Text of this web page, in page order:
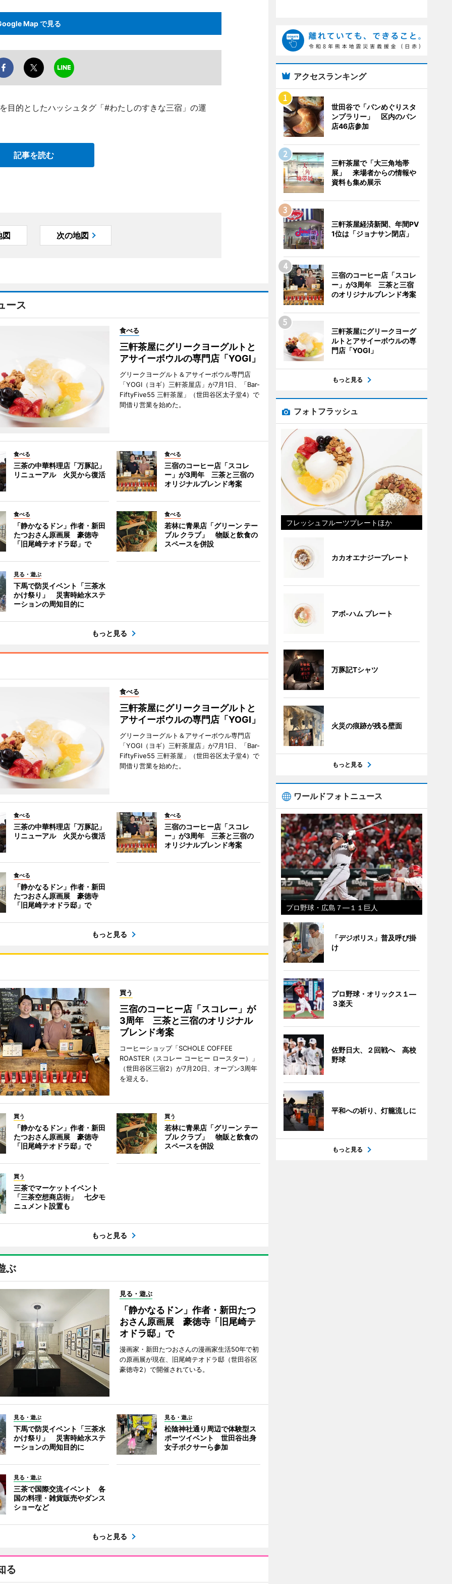
Map で見る
目的としたハッシュタグ「#わたしのすきな三宿」の運
記事を読む
図 次の地図
ース
食べる
三軒茶屋にグリークヨーグルトと
アサイーボウルの専門店「YOGI」
グリークヨーグルト＆アサイーボウル専門店
「YOGI（ヨギ）三軒茶屋店」が7月1日、「Bar-
FiftyFive55 三軒茶屋」（世田谷区太子堂4）で
間借り営業を始めた。
食べる
三茶の中華料理店「万豚記」
リニューアル 火災から復活
食べる
三宿のコーヒー店「スコレ
ー」が3周年 三茶と三宿の
オリジナルブレンド考案
食べる
「静かなるドン」作者・新田
たつおさん原画展 豪徳寺
「旧尾崎テオドラ邸」で
食べる
若林に青果店「グリーン テー
ブル クラブ」 物販と飲食の
スペースを併設
見る・遊ぶ
下馬で防災イベント「三茶水
かけ祭り」 災害時給水ステ
ーションの周知目的に
もっと見る
食べる
三軒茶屋にグリークヨーグルトと
アサイーボウルの専門店「YOGI」
グリークヨーグルト＆アサイーボウル専門店
「YOGI（ヨギ）三軒茶屋店」が7月1日、「Bar-
FiftyFive55 三軒茶屋」（世田谷区太子堂4）で
間借り営業を始めた。
食べる
三茶の中華料理店「万豚記」
リニューアル 火災から復活
食べる
三宿のコーヒー店「スコレ
ー」が3周年 三茶と三宿の
オリジナルブレンド考案
食べる
「静かなるドン」作者・新田
たつおさん原画展 豪徳寺
「旧尾崎テオドラ邸」で
もっと見る
買う
三宿のコーヒー店「スコレー」が
3周年 三茶と三宿のオリジナル
ブレンド考案
コーヒーショップ「SCHOLE COFFEE
ROASTER（スコレー コーヒー ロースター）」
（世田谷区三宿2）が7月20日、オープン3周年
を迎える。
買う
「静かなるドン」作者・新田
たつおさん原画展 豪徳寺
「旧尾崎テオドラ邸」で
買う
若林に青果店「グリーン テー
ブル クラブ」 物販と飲食の
スペースを併設
買う
三茶でマーケットイベント
「三茶空想商店街」 七夕モ
ニュメント設置も
もっと見る
ぶ
見る・遊ぶ
「静かなるドン」作者・新田たつ
おさん原画展 豪徳寺「旧尾崎テ
オドラ邸」で
漫画家・新田たつおさんの漫画家生活50年で初
の原画展が現在、旧尾崎テオドラ邸（世田谷区
豪徳寺2）で開催されている。
見る・遊ぶ
下馬で防災イベント「三茶水
かけ祭り」 災害時給水ステ
ーションの周知目的に
見る・遊ぶ
松陰神社通り周辺で体験型ス
ポーツイベント 世田谷出身
女子ボクサーら参加
見る・遊ぶ
三茶で国際交流イベント 各
国の料理・雑貨販売やダンス
ショーなど
もっと見る
る
アクセスランキング
世田谷で「パンめぐりスタ
ンプラリー」 区内のパン
店46店参加
三軒茶屋で「大三角地帯
展」 来場者からの情報や
資料も集め展示
三軒茶屋経済新聞、年間PV
1位は「ジョナサン閉店」
三宿のコーヒー店「スコレ
ー」が3周年 三茶と三宿
のオリジナルブレンド考案
三軒茶屋にグリークヨーグ
ルトとアサイーボウルの専
門店「YOGI」
もっと見る
フォトフラッシュ
フレッシュフルーツプレートほか
カカオエナジープレート
アボ-ハム プレート
万豚記Tシャツ
火災の痕跡が残る壁面
もっと見る
ワールドフォトニュース
プロ野球・広島７―１１巨人
「デジポリス」普及呼び掛
け
プロ野球・オリックス１―
３楽天
佐野日大、２回戦へ 高校
野球
平和への祈り、灯籠流しに
もっと見る